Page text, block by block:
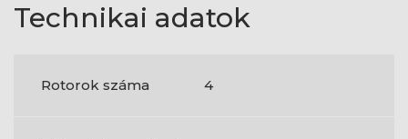
Technikai adatok
Rotorok száma 4